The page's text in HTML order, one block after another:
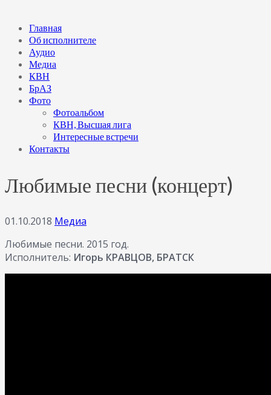
Главная
Об исполнителе
Аудио
Медиа
КВН
БрАЗ
Фото
Фотоальбом
КВН, Высшая лига
Интересные встречи
Контакты
Любимые песни (концерт)
01.10.2018 Медиа
Любимые песни. 2015 год.
Исполнитель: Игорь КРАВЦОВ, БРАТСК